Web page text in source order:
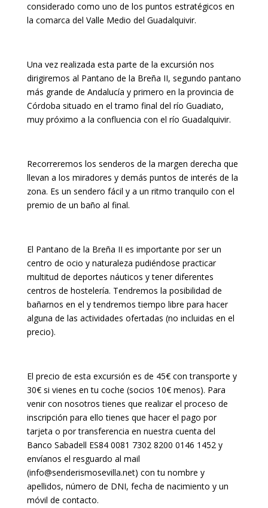
considerado como uno de los puntos estratégicos en
la comarca del Valle Medio del Guadalquivir.
Una vez realizada esta parte de la excursión nos
dirigiremos al Pantano de la Breña II, segundo pantano
más grande de Andalucía y primero en la provincia de
Córdoba situado en el tramo final del río Guadiato,
muy próximo a la confluencia con el río Guadalquivir.
Recorreremos los senderos de la margen derecha que
llevan a los miradores y demás puntos de interés de la
zona. Es un sendero fácil y a un ritmo tranquilo con el
premio de un baño al final.
El Pantano de la Breña II es importante por ser un
centro de ocio y naturaleza pudiéndose practicar
multitud de deportes náuticos y tener diferentes
centros de hostelería. Tendremos la posibilidad de
bañarnos en el y tendremos tiempo libre para hacer
alguna de las actividades ofertadas (no incluidas en el
precio).
El precio de esta excursión es de 45€ con transporte y
30€ si vienes en tu coche (socios 10€ menos). Para
venir con nosotros tienes que realizar el proceso de
inscripción para ello tienes que hacer el pago por
tarjeta o por transferencia en nuestra cuenta del
Banco Sabadell ES84 0081 7302 8200 0146 1452 y
envíanos el resguardo al mail
(info@senderismosevilla.net) con tu nombre y
apellidos, número de DNI, fecha de nacimiento y un
móvil de contacto.